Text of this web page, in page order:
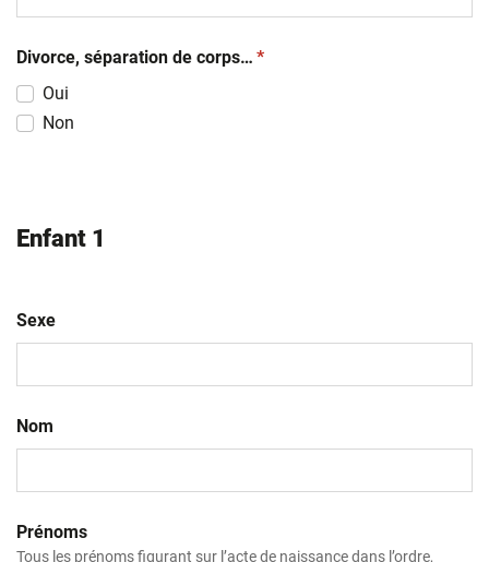
Divorce, séparation de corps… (obligatoire)
*
Oui
Non
Enfant 1
Sexe
Nom
Prénoms
Tous les prénoms figurant sur l’acte de naissance dans l’ordre,